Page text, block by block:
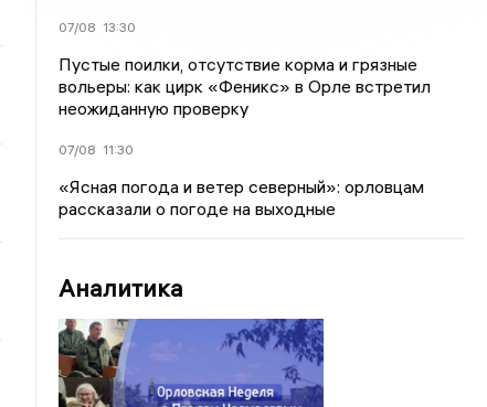
07/08 13:30
Пустые поилки, отсутствие корма и грязные
вольеры: как цирк «Феникс» в Орле встретил
неожиданную проверку
07/08 11:30
«Ясная погода и ветер северный»: орловцам
рассказали о погоде на выходные
Аналитика